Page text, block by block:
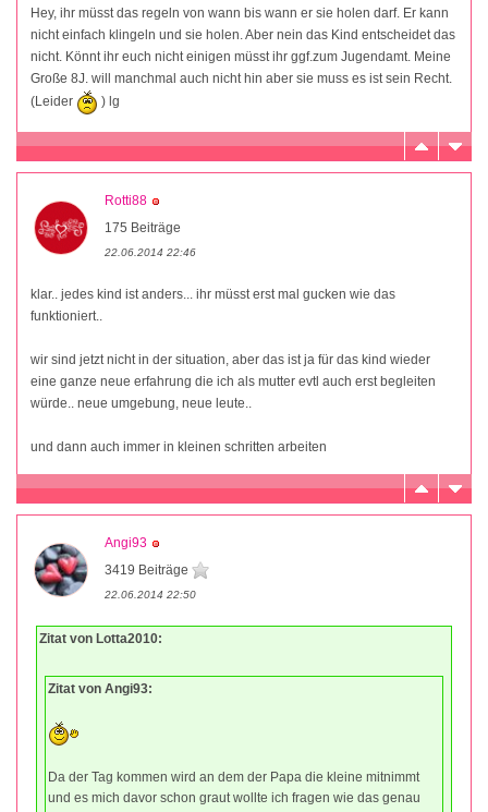
Hey, ihr müsst das regeln von wann bis wann er sie holen darf. Er kann
nicht einfach klingeln und sie holen. Aber nein das Kind entscheidet das
nicht. Könnt ihr euch nicht einigen müsst ihr ggf.zum Jugendamt. Meine
Große 8J. will manchmal auch nicht hin aber sie muss es ist sein Recht.
(Leider
) lg
Rotti88
175 Beiträge
22.06.2014 22:46
klar.. jedes kind ist anders... ihr müsst erst mal gucken wie das
funktioniert..
wir sind jetzt nicht in der situation, aber das ist ja für das kind wieder
eine ganze neue erfahrung die ich als mutter evtl auch erst begleiten
würde.. neue umgebung, neue leute..
und dann auch immer in kleinen schritten arbeiten
Angi93
3419 Beiträge
22.06.2014 22:50
Zitat von Lotta2010:
Zitat von Angi93:
Da der Tag kommen wird an dem der Papa die kleine mitnimmt
und es mich davor schon graut wollte ich fragen wie das genau